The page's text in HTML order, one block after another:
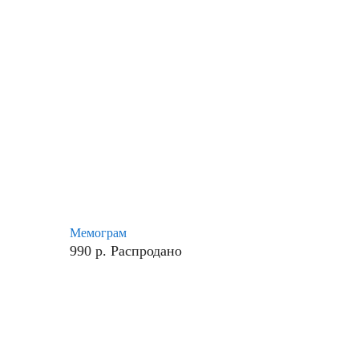
Мемограм
990 р. Распродано